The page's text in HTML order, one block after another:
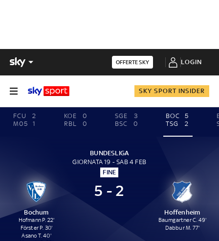
OFFERTE SKY LOGIN
SKY SPORT INSIDER
FCU
2
M05
1
KOE
0
RBL
0
SGE
3
BSC
0
BOC
5
TSG
2
BUNDESLIGA
GIORNATA 19 - SAB 4 FEB
FINE
Bochum
Hofmann P. 22'
Förster P. 30'
Asano T. 40'
5 - 2
Hoffenheim
Baumgartner C. 49'
Dabbur M. 77'